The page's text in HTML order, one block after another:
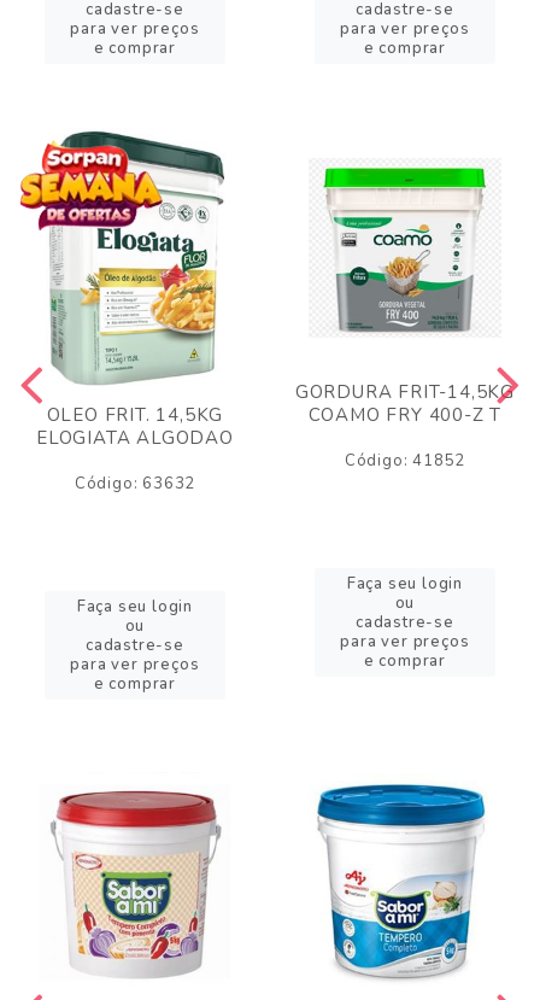
cadastre-se
para ver preços
e comprar
cadastre-se
para ver preços
e comprar
OLEO FRIT. 14,5KG
ELOGIATA ALGODAO
Código: 63632
Faça seu login
ou
cadastre-se
para ver preços
e comprar
GORDURA FRIT-14,5KG
COAMO FRY 400-Z T
Código: 41852
Faça seu login
ou
cadastre-se
para ver preços
e comprar